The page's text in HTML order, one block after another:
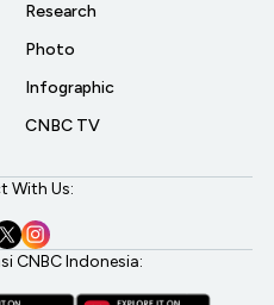
Research
Photo
Infographic
CNBC TV
With Us:
CNBC Indonesia: